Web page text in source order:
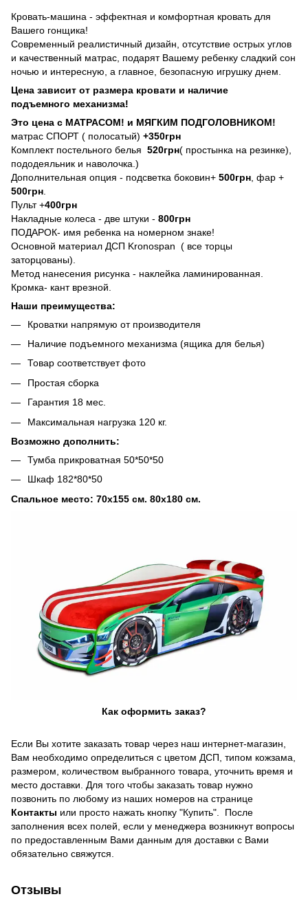
Кровать-машина - эффектная и комфортная кровать для
Вашего гонщика!
Современный реалистичный дизайн, отсутствие острых углов
и качественный матрас, подарят Вашему ребенку сладкий сон
ночью и интересную, а главное, безопасную игрушку днем.
Цена зависит от размера кровати и наличие
подъемного механизма!
Это цена с МАТРАСОМ! и МЯГКИМ ПОДГОЛОВНИКОМ!
матрас СПОРТ ( полосатый) +350грн
Комплект постельного белья 520грн( простынка на резинке),
пододеяльник и наволочка.)
Дополнительная опция - подсветка боковин+ 500грн , фар +
500грн
Пульт +400грн
Накладные колеса - две штуки - 800грн
ПОДАРОК- имя ребенка на номерном знаке!
Основной материал ДСП Kronospan ( все торцы
заторцованы).
Метод нанесения рисунка - наклейка ламинированная.
Кромка- кант врезной.
Наши преимущества:
Кроватки напрямую от производителя
Наличие подъемного механизма (ящика для белья)
Товар соответствует фото
Простая сборка
Гарантия 18 мес.
Максимальная нагрузка 120 кг.
Возможно дополнить:
Тумба прикроватная 50*50*50
Шкаф 182*80*50
Спальное место: 70х155 см. 80х180 см.
Как оформить заказ?
Если Вы хотите заказать товар через наш интернет-магазин,
Вам необходимо определиться с цветом ДСП, типом кожзама,
размером, количеством выбранного товара, уточнить время и
место доставки. Для того чтобы заказать товар нужно
позвонить по любому из наших номеров на странице
Контакты или просто нажать кнопку "Купить". После
заполнения всех полей, если у менеджера возникнут вопросы
по предоставленным Вами данным для доставки с Вами
обязательно свяжутся.
Отзывы